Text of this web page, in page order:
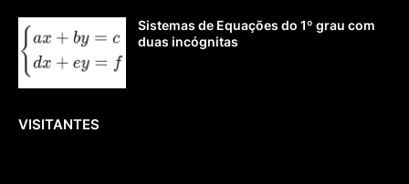
Sistemas de Equações do 1º grau com
duas incógnitas
VISITANTES